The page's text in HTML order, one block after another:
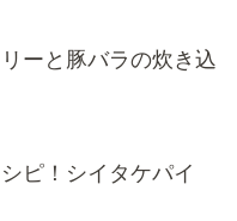
ーと豚バラの炊き込
ピ！シイタケパイ